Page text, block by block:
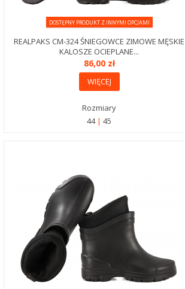
DOSTĘPNY PRODUKT Z INNYMI OPCJAMI
REALPAKS CM-324 ŚNIEGOWCE ZIMOWE MĘSKIE
KALOSZE OCIEPLANE...
86,00 zł
WIĘCEJ
Rozmiary
44
45